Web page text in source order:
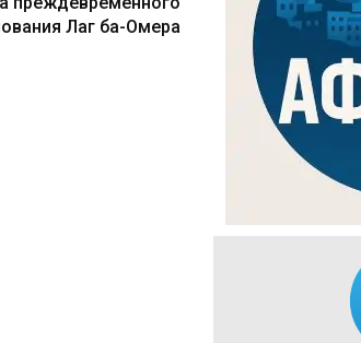
Лаг ба-Омера